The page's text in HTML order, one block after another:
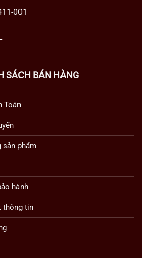
001
SÁCH BÁN HÀNG
Toán
sản phẩm
hành
thông tin